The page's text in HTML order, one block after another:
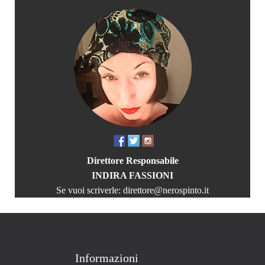
Direttore Responsabile
INDIRA FASSIONI
Se vuoi scriverle: direttore@nerospinto.it
Informazioni